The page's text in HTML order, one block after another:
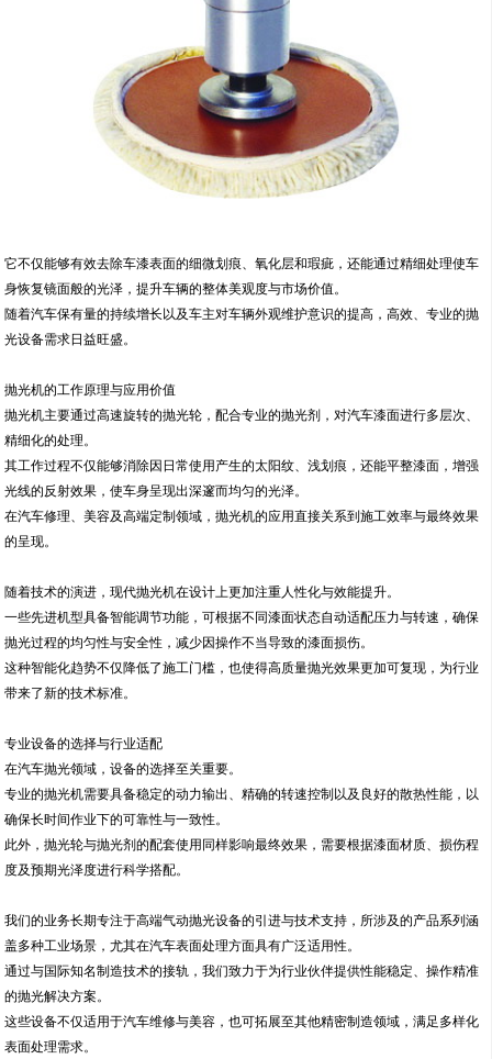
它不仅能够有效去除车漆表面的细微划痕、氧化层和瑕疵，还能通过精细处理使车
身恢复镜面般的光泽，提升车辆的整体美观度与市场价值。
随着汽车保有量的持续增长以及车主对车辆外观维护意识的提高，高效、专业的抛
光设备需求日益旺盛。
抛光机的工作原理与应用价值
抛光机主要通过高速旋转的抛光轮，配合专业的抛光剂，对汽车漆面进行多层次、
精细化的处理。
其工作过程不仅能够消除因日常使用产生的太阳纹、浅划痕，还能平整漆面，增强
光线的反射效果，使车身呈现出深邃而均匀的光泽。
在汽车修理、美容及高端定制领域，抛光机的应用直接关系到施工效率与最终效果
的呈现。
随着技术的演进，现代抛光机在设计上更加注重人性化与效能提升。
一些先进机型具备智能调节功能，可根据不同漆面状态自动适配压力与转速，确保
抛光过程的均匀性与安全性，减少因操作不当导致的漆面损伤。
这种智能化趋势不仅降低了施工门槛，也使得高质量抛光效果更加可复现，为行业
带来了新的技术标准。
专业设备的选择与行业适配
在汽车抛光领域，设备的选择至关重要。
专业的抛光机需要具备稳定的动力输出、精确的转速控制以及良好的散热性能，以
确保长时间作业下的可靠性与一致性。
此外，抛光轮与抛光剂的配套使用同样影响最终效果，需要根据漆面材质、损伤程
度及预期光泽度进行科学搭配。
我们的业务长期专注于高端气动抛光设备的引进与技术支持，所涉及的产品系列涵
盖多种工业场景，尤其在汽车表面处理方面具有广泛适用性。
通过与国际知名制造技术的接轨，我们致力于为行业伙伴提供性能稳定、操作精准
的抛光解决方案。
这些设备不仅适用于汽车维修与美容，也可拓展至其他精密制造领域，满足多样化
表面处理需求。